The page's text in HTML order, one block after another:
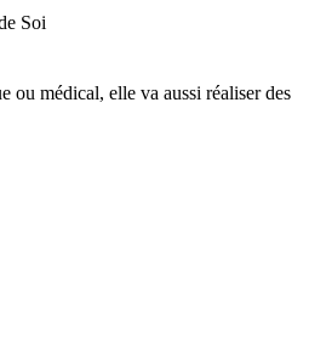
Soi
ou médical, elle va aussi réaliser des